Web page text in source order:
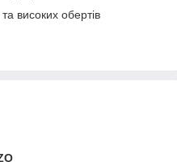
високих обертів